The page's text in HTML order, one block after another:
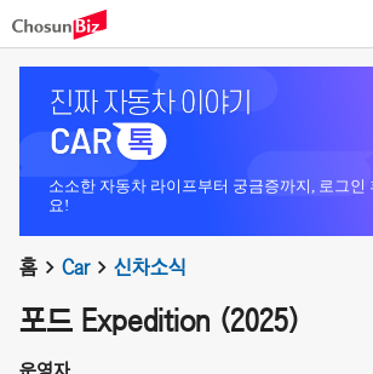
소소한 자동차 라이프부터 궁금증까지, 로그인
요!
홈 Car 신차소식
포드 Expedition (2025)